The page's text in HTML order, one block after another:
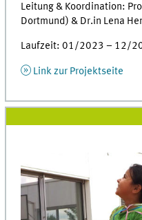
Leitung & Koordination:
Dortmund) & Dr.in Lena
Laufzeit: 01/2023 – 12/
Link zur Projektseite